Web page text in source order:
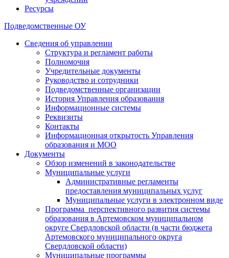
Ресурсы
Подведомственные ОУ
Сведения об управлении
Структура и регламент работы
Полномочия
Учредительные документы
Руководство и сотрудники
Подведомственные организации
История Управления образования
Информационные системы
Реквизиты
Контакты
Информационная открытость Управления
образования и МОО
Документы
Обзор изменений в законодательстве
Муниципальные услуги
Административные регламенты
предоставления муниципальных услуг
Муниципальные услуги в электронном виде
Программа перспективного развития системы
образования в Артемовском муниципальном
округе Свердловской области (в части бюджета
Артемовского муниципального округа
Свердловской области)
Муниципальные программы